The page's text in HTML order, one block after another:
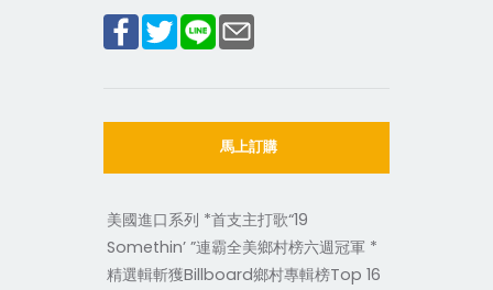
馬上訂購
美國進口系列 *首支主打歌“19
Somethin’ ”連霸全美鄉村榜六週冠軍 *
精選輯斬獲Billboard鄉村專輯榜Top 16